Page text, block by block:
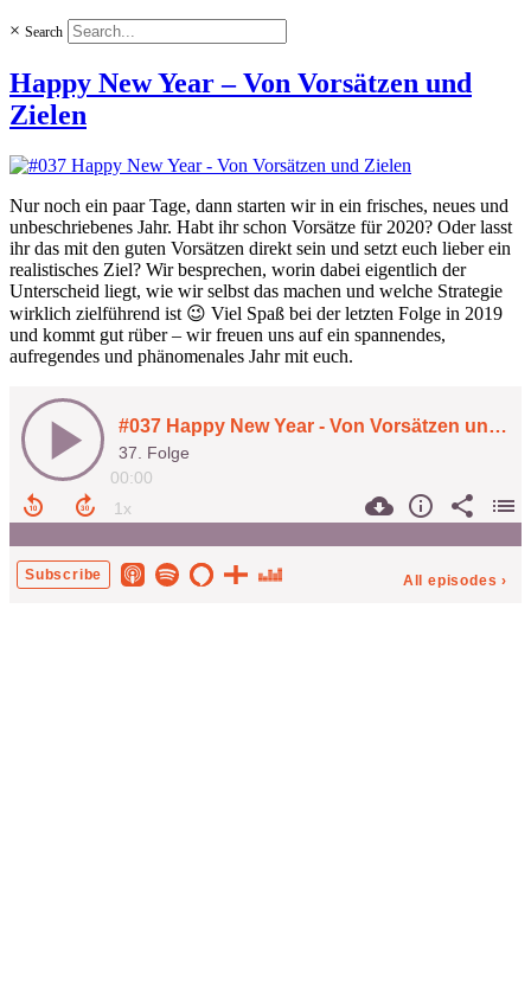
× Search
Happy New Year – Von Vorsätzen und
Zielen
Nur noch ein paar Tage, dann starten wir in ein frisches, neues und
unbeschriebenes Jahr. Habt ihr schon Vorsätze für 2020? Oder lasst
ihr das mit den guten Vorsätzen direkt sein und setzt euch lieber ein
realistisches Ziel? Wir besprechen, worin dabei eigentlich der
Unterscheid liegt, wie wir selbst das machen und welche Strategie
wirklich zielführend ist 😉 Viel Spaß bei der letzten Folge in 2019
und kommt gut rüber – wir freuen uns auf ein spannendes,
aufregendes und phänomenales Jahr mit euch.